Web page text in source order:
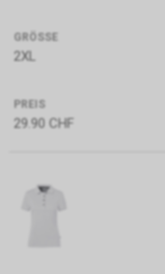
GRÖSSE
2XL
PREIS
29.90 CHF